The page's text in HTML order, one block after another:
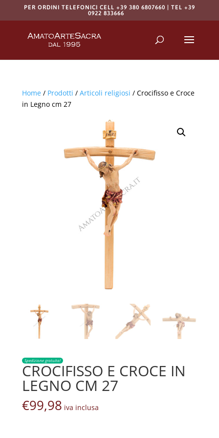
PER ORDINI TELEFONICI CELL +39 380 6807660 | TEL +39
0922 833666
Home/ Prodotti / Articoli religiosi / Crocifisso e Croce
in Legno cm 27
Spedizione gratuita!
CROCIFISSO E CROCE IN
LEGNO CM 27
€99,98 iva inclusa